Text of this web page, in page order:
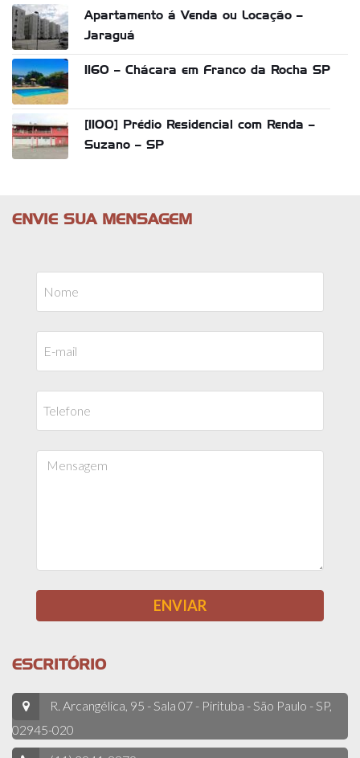
Apartamento á Venda ou Locação –
Jaraguá
1160 – Chácara em Franco da Rocha SP
[1100] Prédio Residencial com Renda –
Suzano – SP
ENVIE SUA MENSAGEM
ESCRITÓRIO
R. Arcangélica, 95 - Sala 07 - Pirituba - São Paulo - SP,
02945-020